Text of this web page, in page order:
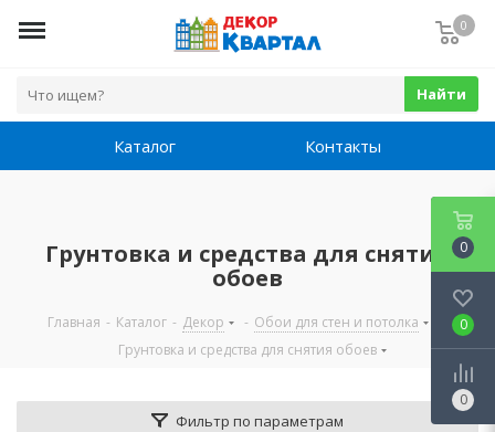
0
Найти
Каталог Контакты
Грунтовка и средства для снятия
обоев
Главная - Каталог - Декор - Обои для стен и потолка
Грунтовка и средства для снятия обоев
Фильтр по параметрам
0
0
0